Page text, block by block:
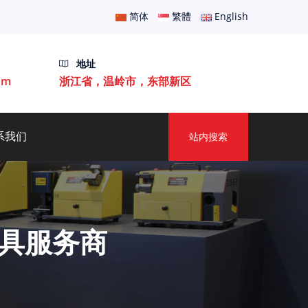
简体 繁體 English
地址
浙江省，温岭市，东部新区
我们 站内搜索
服务商